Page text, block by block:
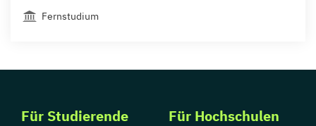
Fernstudium
Für Studierende Für Hochschulen